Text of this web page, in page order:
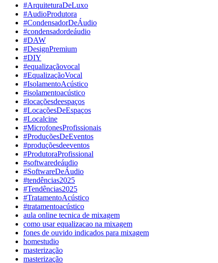
#ArquiteturaDeLuxo
#AudioProdutora
#CondensadorDeÁudio
#condensadordeáudio
#DAW
#DesignPremium
#DIY
#equalizaçãovocal
#EqualizaçãoVocal
#IsolamentoAcústico
#isolamentoacústico
#locaçõesdeespaços
#LocaçõesDeEspaços
#Localcine
#MicrofonesProfissionais
#ProduçõesDeEventos
#produçõesdeeventos
#ProdutoraProfissional
#softwaredeáudio
#SoftwareDeÁudio
#tendências2025
#Tendências2025
#TratamentoAcústico
#tratamentoacústico
aula online tecnica de mixagem
como usar equalizacao na mixagem
fones de ouvido indicados para mixagem
homestudio
masterização
masterização